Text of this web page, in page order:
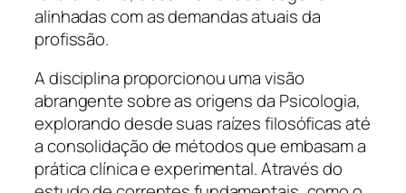
alinhadas com as demandas atuais da
profissão.
A disciplina proporcionou uma visão
abrangente sobre as origens da Psicologia,
explorando desde suas raízes filosóficas até
a consolidação de métodos que embasam a
prática clínica e experimental. Através do